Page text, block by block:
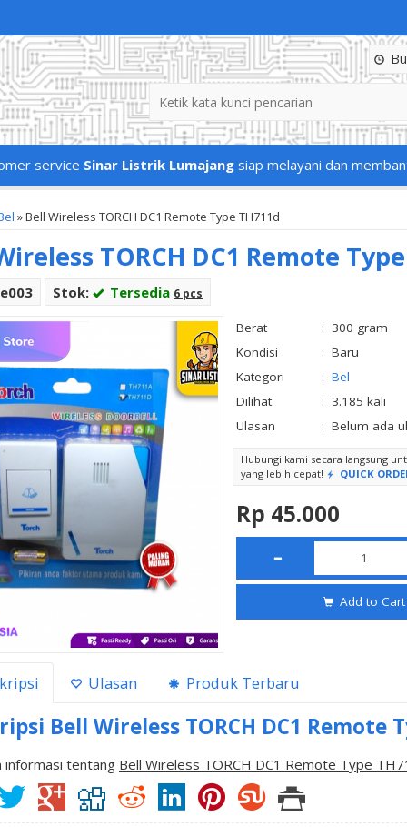
service Sinar Listrik Lumajang siap melayani dan
»Bell Wireless TORCH DC1 Remote Type TH711d
TORCH DC1 Remote
Stok: Tersedia 6 pcs
Berat : 300 gram
Kondisi
: Baru
Kategori
: Bel
Dilihat
: 3.185 kali
Ulasan
: Belum ada
Hubungi kami secara langsung
yang lebih cepat!
QUICK
Rp 45.000
Add to Cart
Ulasan Produk Terbaru
Bell Wireless TORCH DC1 Remote
informasi tentang Bell Wireless TORCH DC1 Remote Type